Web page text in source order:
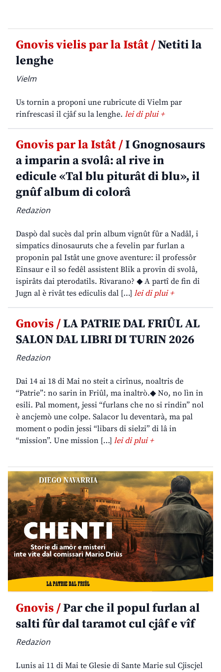
Gnovis vielis par la Istât /Netiti la
lenghe
Vielm
Us tornin a proponi une rubricute di Vielm par
rinfrescasi il cjâf su la lenghe. lei di plui +
Gnovis par la Istât /I Gnognosaurs
a imparin a svolâ: al rive in
edicule «Tal blu piturât di blu», il
gnûf album di colorâ
Redazion
Daspò dal sucès dal prin album vignût fûr a Nadâl, i
simpatics dinosauruts che a fevelin par furlan a
proponin pal Istât une gnove aventure: il professôr
Einsaur e il so fedêl assistent Blik a provin di svolâ,
ispirâts dai pterodatils. Rivarano? ◆ A partî de fin di
Jugn al è rivât tes ediculis dal […] lei di plui +
Gnovis /LA PATRIE DAL FRIÛL AL
SALON DAL LIBRI DI TURIN 2026
Redazion
Dai 14 ai 18 di Mai no steit a cirînus, noaltris de
“Patrie”: no sarin in Friûl, ma inaltrò.◆ No, no lìn in
esili. Pal moment, jessi “furlans che no si rindin” nol
è ancjemò une colpe. Salacor lu deventarà, ma pal
moment o podin jessi “libars di sielzi” di lâ in
“mission”. Une mission […] lei di plui +
Gnovis /Par che il popul furlan al
salti fûr dal taramot cul cjâf e vîf
Redazion
Lunis ai 11 di Mai te Glesie di Sante Marie sul Cjiscjel